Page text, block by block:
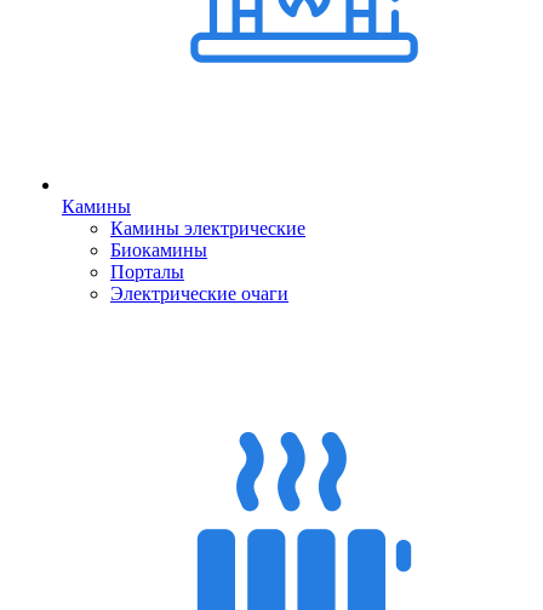
Камины
Камины электрические
Биокамины
Порталы
Электрические очаги